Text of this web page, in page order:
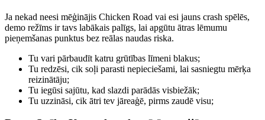
Ja nekad neesi mēģinājis Chicken Road vai esi jauns crash spēlēs,
demo režīms ir tavs labākais palīgs, lai apgūtu ātras lēmumu
pieņemšanas punktus bez reālas naudas riska.
Tu vari pārbaudīt katru grūtības līmeni blakus;
Tu redzēsi, cik soļi parasti nepieciešami, lai sasniegtu mērķa
reizinātāju;
Tu iegūsi sajūtu, kad slazdi parādās visbiežāk;
Tu uzzināsi, cik ātri tev jāreaģē, pirms zaudē visu;